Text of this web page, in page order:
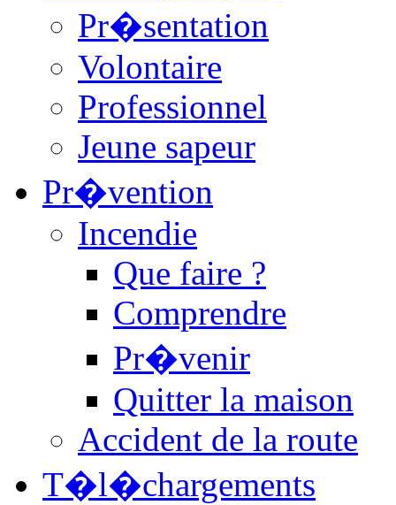
Pr�sentation
Volontaire
Professionnel
Jeune sapeur
Pr�vention
Incendie
Que faire ?
Comprendre
Pr�venir
Quitter la maison
Accident de la route
T�l�chargements